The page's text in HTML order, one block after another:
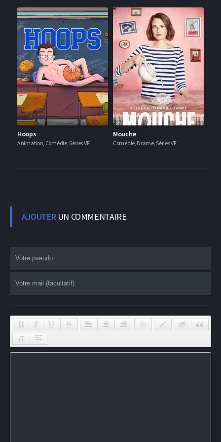
Hoops
Animation, Comédie, Séries VF
Mouche
Comédie, Drame, Séries VF
AJOUTERUN COMMENTAIRE